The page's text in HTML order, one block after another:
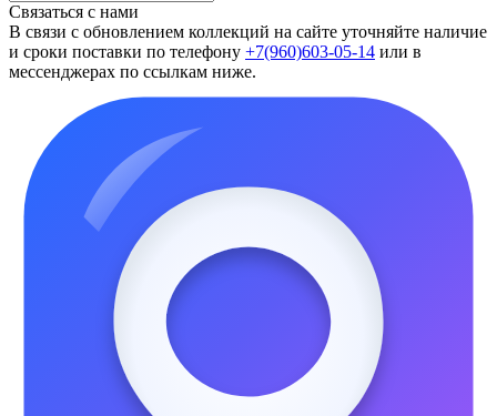
Связаться с нами
В связи с обновлением коллекций на сайте уточняйте наличие
и сроки поставки по телефону +7(960)603-05-14 или в
мессенджерах по ссылкам ниже.